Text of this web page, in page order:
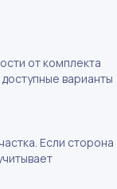
от комплекта
варианты
Если сторона